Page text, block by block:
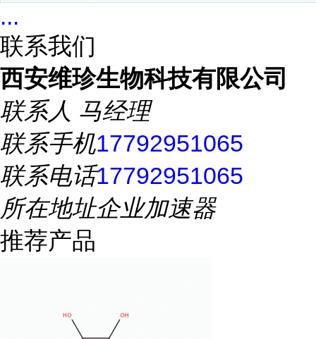
...
联系我们
西安维珍生物科技有限公司
联系人 马经理
联系手机17792951065
联系电话17792951065
所在地址企业加速器
推荐产品